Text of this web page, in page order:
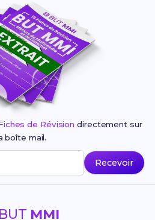
de Révision directement sur
boîte mail.
Recevoir
MMI